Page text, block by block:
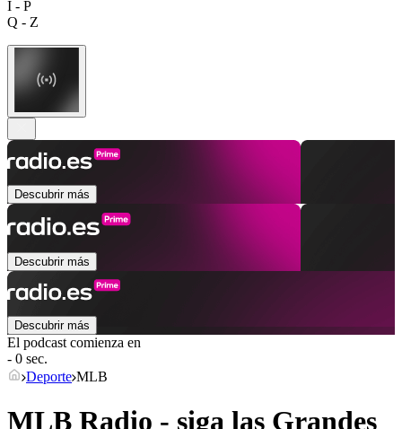
I - P
Q - Z
Descubrir más
Descubrir más
Descubrir más
El podcast comienza en
- 0 sec.
Deporte MLB
MLB Radio - siga las Grandes